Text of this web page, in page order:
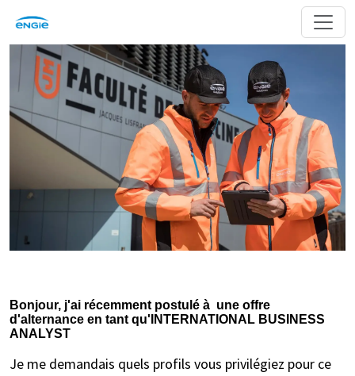
Bonjour, j'ai récemment postulé à une offre
d'alternance en tant qu'INTERNATIONAL BUSINESS
ANALYST
Je me demandais quels profils vous privilégiez pour ce